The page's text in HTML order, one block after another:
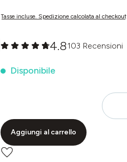
Tasse incluse. Spedizione calcolata al checkout
4.8103 Recensioni
Disponibile
Aggiungi al carrello